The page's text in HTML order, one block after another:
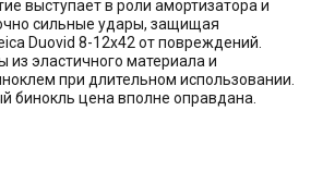
выступает в роли амортизатора и
сильные удары, защищая
Duovid 8-12x42 от повреждений.
из эластичного материала и
при длительном использовании.
бинокль цена вполне оправдана.